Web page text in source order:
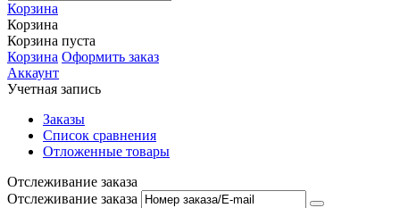
Корзина
Корзина
Корзина пуста
Корзина Оформить заказ
Аккаунт
Учетная запись
Заказы
Список сравнения
Отложенные товары
Отслеживание заказа
Отслеживание заказа